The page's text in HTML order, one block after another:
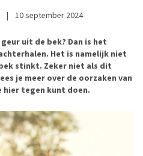
| 10 september 2024
uit de bek? Dan is het
Het is namelijk niet
stinkt. Zeker niet als dit
je meer over de oorzaken van
hier tegen kunt doen.